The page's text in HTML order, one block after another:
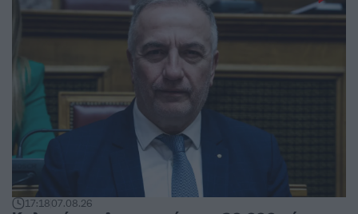
17:1807.08.26